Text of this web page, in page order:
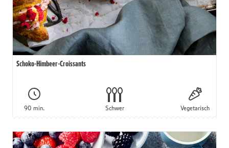
Schoko-Himbeer-Croissants
90 min. Schwer Vegetarisch